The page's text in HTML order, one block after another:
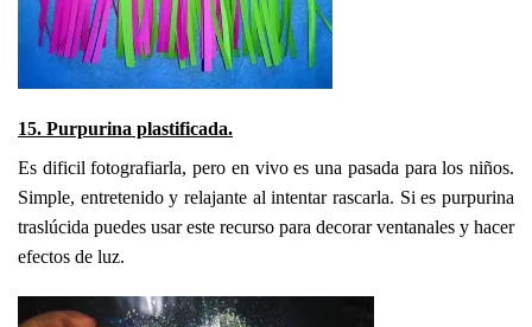
15. Purpurina plastificada.
Es dificil fotografiarla, pero en vivo es una pasada para los niños.
Simple, entretenido y relajante al intentar rascarla. Si es purpurina
traslúcida puedes usar este recurso para decorar ventanales y hacer
efectos de luz.